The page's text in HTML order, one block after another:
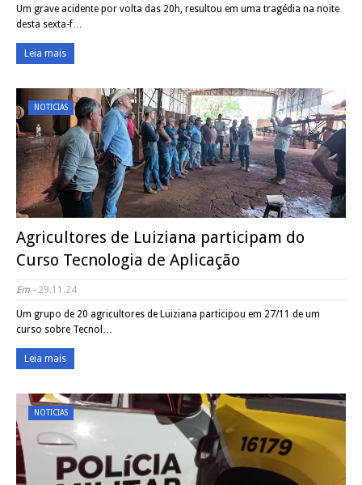
Um grave acidente por volta das 20h, resultou em uma tragédia na noite
desta sexta-f…
Leia mais
NOTICIAS
Agricultores de Luiziana participam do
Curso Tecnologia de Aplicação
Em - 29.11.24
Um grupo de 20 agricultores de Luiziana participou em 27/11 de um
curso sobre Tecnol…
Leia mais
NOTICIAS